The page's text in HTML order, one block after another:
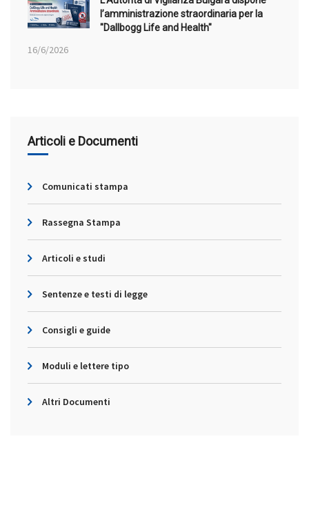
l’amministrazione straordinaria per la
"Dallbogg Life and Health"
16/6/2026
Articoli e Documenti
Comunicati stampa
Rassegna Stampa
Articoli e studi
Sentenze e testi di legge
Consigli e guide
Moduli e lettere tipo
Altri Documenti